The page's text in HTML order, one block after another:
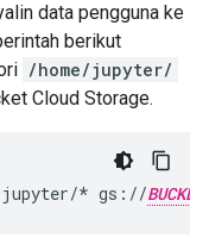
data pengguna ke
berikut
/home/jupyter/
Cloud Storage.
jupyter/* gs://